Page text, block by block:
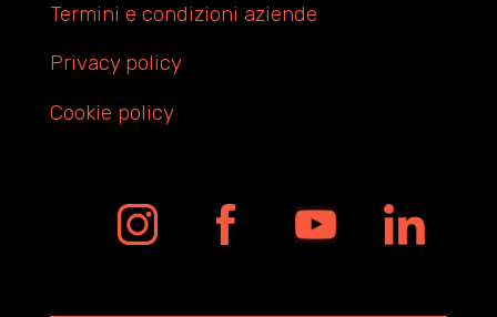
Termini e condizioni aziende
Privacy policy
Cookie policy